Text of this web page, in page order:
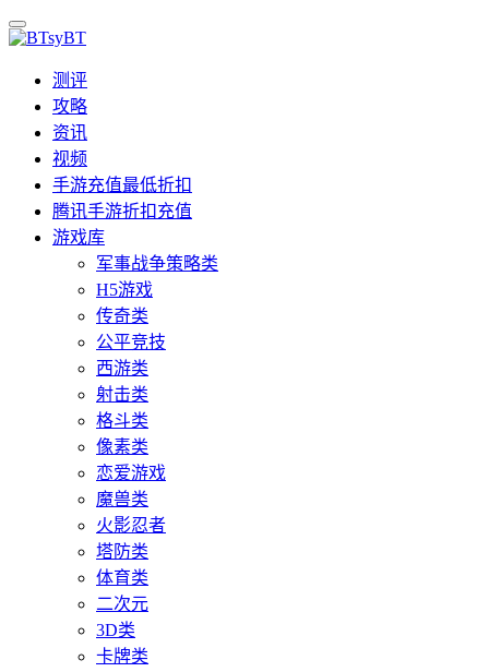
测评
攻略
资讯
视频
手游充值最低折扣
腾讯手游折扣充值
游戏库
军事战争策略类
H5游戏
传奇类
公平竞技
西游类
射击类
格斗类
像素类
恋爱游戏
魔兽类
火影忍者
塔防类
体育类
二次元
3D类
卡牌类